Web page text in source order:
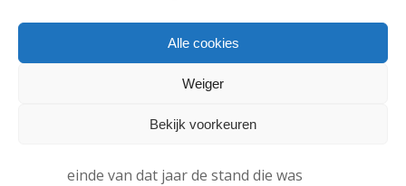
Alle cookies
Weiger
Bekijk voorkeuren
Het binnenslepen van de twee
flinke boost gegeven. Al na het winnen
einde van dat jaar de stand die was